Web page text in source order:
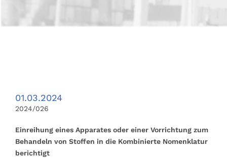
01.03.2024
2024/026
Einreihung eines Apparates oder einer Vorrichtung zum
Behandeln von Stoffen in die Kombinierte Nomenklatur
berichtigt